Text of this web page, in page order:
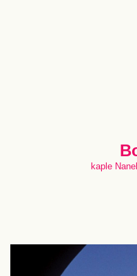
kaple